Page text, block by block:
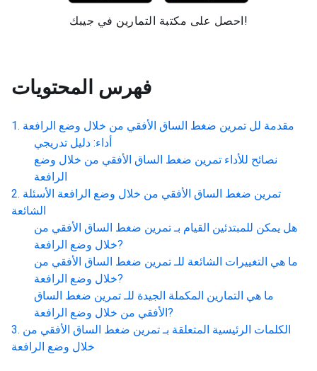
احصل على مكتبة التمارين في جيبك!
فهرس المحتويات
مقدمة لل تمرين ضغط الساق الأفقي من خلال وضع الرافعة
أداء: دليل تدريجي
نصائح للأداء تمرين ضغط الساق الأفقي من خلال وضع
الرافعة
تمرين ضغط الساق الأفقي من خلال وضع الرافعة الأسئلة
الشائعة
هل يمكن للمبتدئين القيام بـ تمرين ضغط الساق الأفقي من
خلال وضع الرافعة?
ما هي التغييرات الشائعة للـ تمرين ضغط الساق الأفقي من
خلال وضع الرافعة?
ما هي التمارين المكملة الجيدة للـ تمرين ضغط الساق
الأفقي من خلال وضع الرافعة?
الكلمات الرئيسية المتعلقة بـ تمرين ضغط الساق الأفقي من
خلال وضع الرافعة